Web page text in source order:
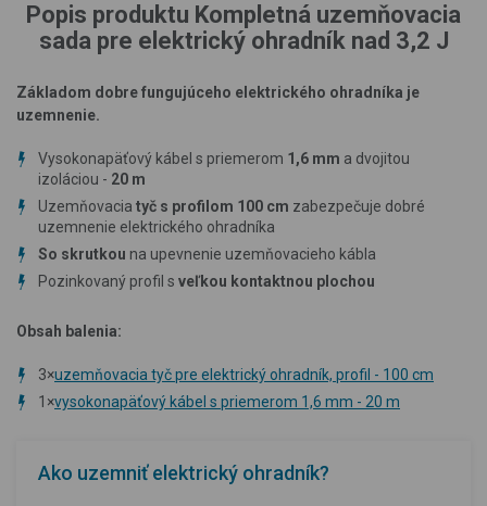
Popis produktu Kompletná uzemňovacia
sada pre elektrický ohradník nad 3,2 J
Základom dobre fungujúceho elektrického ohradníka je
uzemnenie.
Vysokonapäťový kábel s priemerom 1,6 mm a dvojitou
izoláciou - 20 m
Uzemňovacia tyč s profilom 100 cm zabezpečuje dobré
uzemnenie elektrického ohradníka
So skrutkou na upevnenie uzemňovacieho kábla
Pozinkovaný profil s veľkou kontaktnou plochou
Obsah balenia:
3×uzemňovacia tyč pre elektrický ohradník, profil - 100 cm
1×vysokonapäťový kábel s priemerom 1,6 mm - 20 m
Ako uzemniť elektrický ohradník?